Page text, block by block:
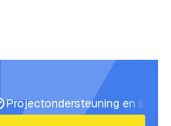
Projectondersteuning en